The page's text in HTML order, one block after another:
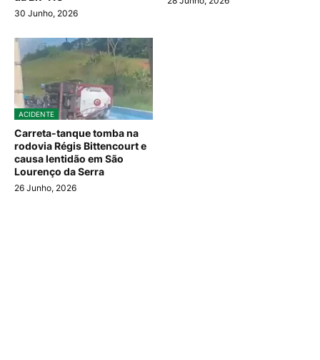
30 Junho, 2026
ACIDENTE
Carreta-tanque tomba na
rodovia Régis Bittencourt e
causa lentidão em São
Lourenço da Serra
26 Junho, 2026